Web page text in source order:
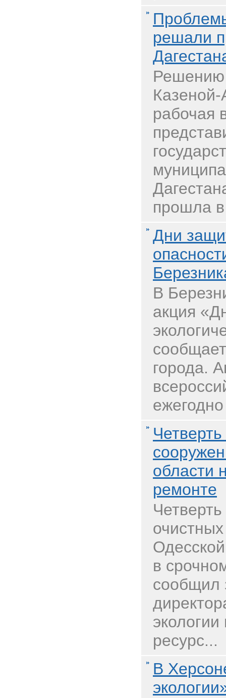
решали
Решению
рабочая
прошла
Дни
В
акция
города.
области
ремонте
в
сообщил
ресурс...
В